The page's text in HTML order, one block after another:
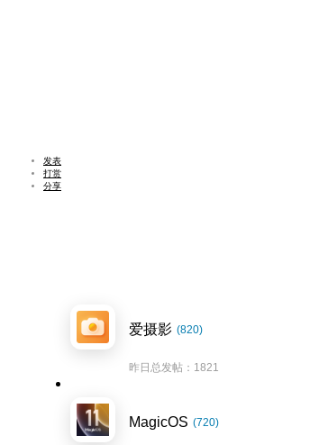
发表
打赏
分享
爱摄影 (820)
昨日总发帖：1821
MagicOS (720)